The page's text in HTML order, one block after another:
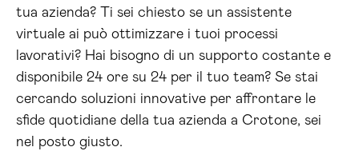
tua azienda? Ti sei chiesto se un assistente
virtuale ai può ottimizzare i tuoi processi
lavorativi? Hai bisogno di un supporto costante e
disponibile 24 ore su 24 per il tuo team? Se stai
cercando soluzioni innovative per affrontare le
sfide quotidiane della tua azienda a Crotone, sei
nel posto giusto.